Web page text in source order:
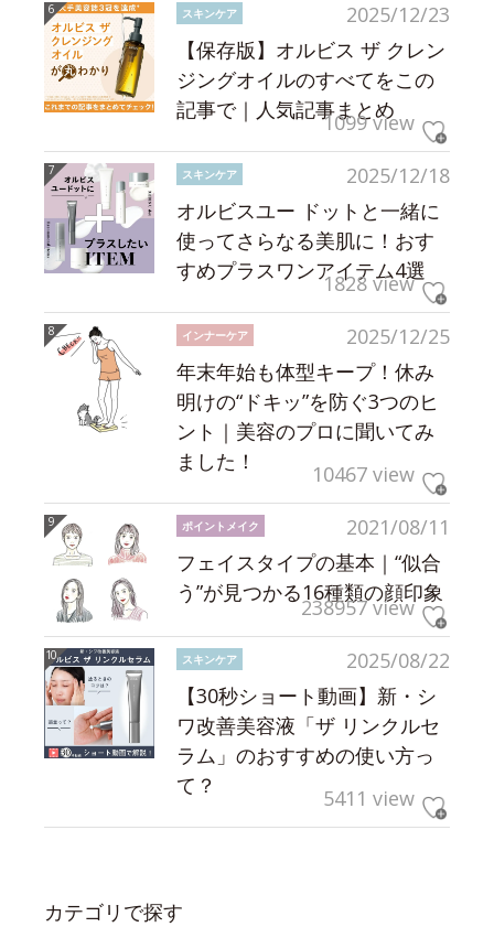
2025/12/23
スキンケア
【保存版】オルビス ザ クレン
ジングオイルのすべてをこの
記事で｜人気記事まとめ
1099 view
2025/12/18
スキンケア
オルビスユー ドットと一緒に
使ってさらなる美肌に！おす
すめプラスワンアイテム4選
1828 view
2025/12/25
インナーケア
年末年始も体型キープ！休み
明けの“ドキッ”を防ぐ3つのヒ
ント｜美容のプロに聞いてみ
ました！
10467 view
2021/08/11
ポイントメイク
フェイスタイプの基本｜“似合
う”が見つかる16種類の顔印象
238957 view
2025/08/22
スキンケア
【30秒ショート動画】新・シ
ワ改善美容液「ザ リンクルセ
ラム」のおすすめの使い方っ
て？
5411 view
カテゴリで探す